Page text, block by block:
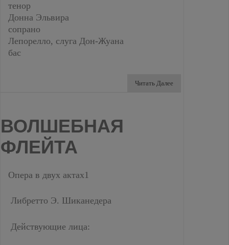
тенор
Донна Эльвира
сопрано
Лепорелло, слуга Дон-Жуана
бас
Читать Далее
ВОЛШЕБНАЯ
ФЛЕЙТА
Опера в двух актах1
Либретто Э. Шиканедера
Действующие лица: